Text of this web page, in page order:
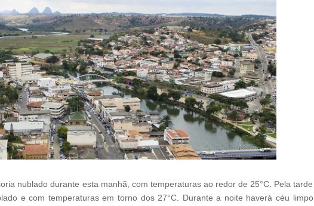
nublado durante esta manhã, com temperaturas ao redor de 25°C. Pela tarde
e com temperaturas em torno dos 27°C. Durante a noite haverá céu limpo